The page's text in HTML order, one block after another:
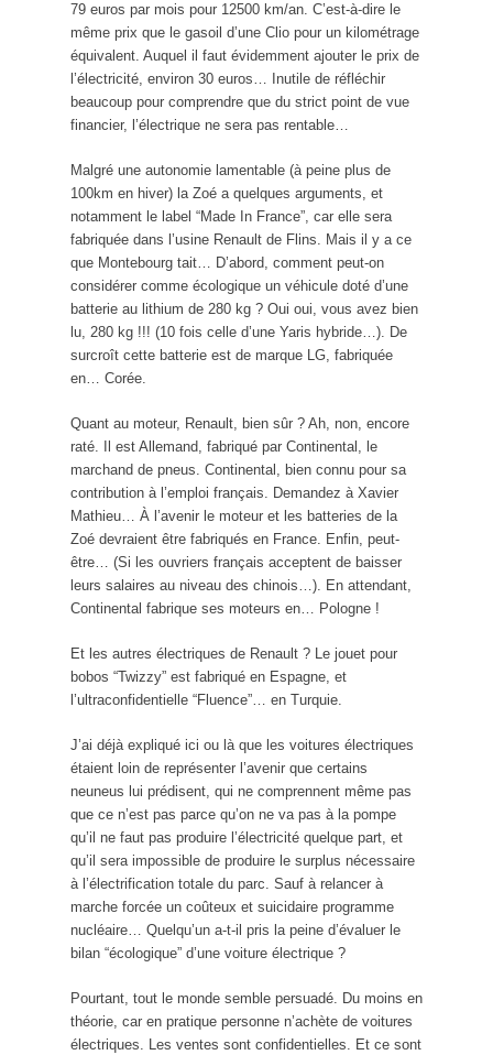
79 euros par mois pour 12500 km/an. C’est-à-dire le
même prix que le gasoil d’une Clio pour un kilométrage
équivalent. Auquel il faut évidemment ajouter le prix de
l’électricité, environ 30 euros… Inutile de réfléchir
beaucoup pour comprendre que du strict point de vue
financier, l’électrique ne sera pas rentable…
Malgré une autonomie lamentable (à peine plus de
100km en hiver) la Zoé a quelques arguments, et
notamment le label “Made In France”, car elle sera
fabriquée dans l’usine Renault de Flins. Mais il y a ce
que Montebourg tait… D’abord, comment peut-on
considérer comme écologique un véhicule doté d’une
batterie au lithium de 280 kg ? Oui oui, vous avez bien
lu, 280 kg !!! (10 fois celle d’une Yaris hybride…). De
surcroît cette batterie est de marque LG, fabriquée
en… Corée.
Quant au moteur, Renault, bien sûr ? Ah, non, encore
raté. Il est Allemand, fabriqué par Continental, le
marchand de pneus. Continental, bien connu pour sa
contribution à l’emploi français. Demandez à Xavier
Mathieu… À l’avenir le moteur et les batteries de la
Zoé devraient être fabriqués en France. Enfin, peut-
être… (Si les ouvriers français acceptent de baisser
leurs salaires au niveau des chinois…). En attendant,
Continental fabrique ses moteurs en… Pologne !
Et les autres électriques de Renault ? Le jouet pour
bobos “Twizzy” est fabriqué en Espagne, et
l’ultraconfidentielle “Fluence”… en Turquie.
J’ai déjà expliqué ici ou là que les voitures électriques
étaient loin de représenter l’avenir que certains
neuneus lui prédisent, qui ne comprennent même pas
que ce n’est pas parce qu’on ne va pas à la pompe
qu’il ne faut pas produire l’électricité quelque part, et
qu’il sera impossible de produire le surplus nécessaire
à l’électrification totale du parc. Sauf à relancer à
marche forcée un coûteux et suicidaire programme
nucléaire… Quelqu’un a-t-il pris la peine d’évaluer le
bilan “écologique” d’une voiture électrique ?
Pourtant, tout le monde semble persuadé. Du moins en
théorie, car en pratique personne n’achète de voitures
électriques. Les ventes sont confidentielles. Et ce sont